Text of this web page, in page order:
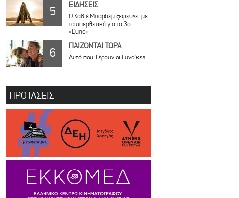
5 ΕΙΔΗΣΕΙΣ
O Χαβιέ Μπαρδέμ ξεφεύγει με
τα υπερθετικά για το 3ο
«Dune»
6 ΠΑΙΖΟΝΤΑΙ ΤΩΡΑ
Αυτό που Ξέρουν οι Γυναίκες
ΠΡΟΤΑΣΕΙΣ